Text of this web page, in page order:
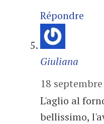
Répondre
Giuliana
18
L'aglio al
bellissimo,